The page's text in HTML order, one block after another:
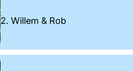
2. Willem & Rob